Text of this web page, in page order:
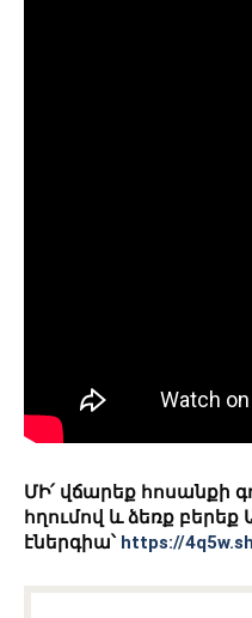
ՄԻ՛ վճարեք հոսանքի
հղումով և ձեռք բերեք
էներգիա՝ https://